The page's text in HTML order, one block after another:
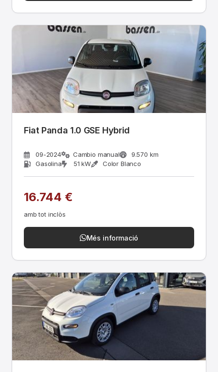
Fiat Panda 1.0 GSE Hybrid
09-2024 Cambio manual
9.570 km
Gasolina
51 kW Color Blanco
16.744 €
amb tot inclòs
Més informació